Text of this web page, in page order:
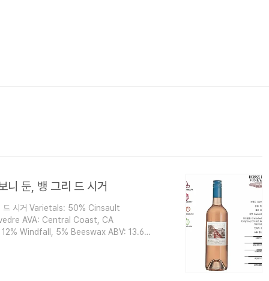
둔, 뱅 그리 드 시거
드 시거 Varietals: 50% Cinsault
AVA: Central Coast, CA
Windfall, 5% Beeswax ABV: 13.6%
cépages in the '22 Vin Gris. The beautiful floral and slight